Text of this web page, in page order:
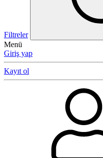
Filtreler
Menü
Giriş yap
Kayıt ol